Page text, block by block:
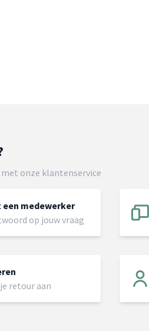
onze klantenservice
een medewerker
op jouw vraag
retour aan